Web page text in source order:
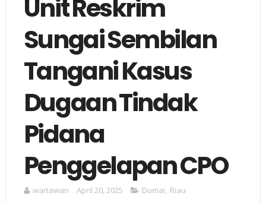
Unit Reskrim
Sungai Sembilan
Tangani Kasus
Dugaan Tindak
Pidana
Penggelapan CPO
wartawan April 20, 2025 Dumai Riau